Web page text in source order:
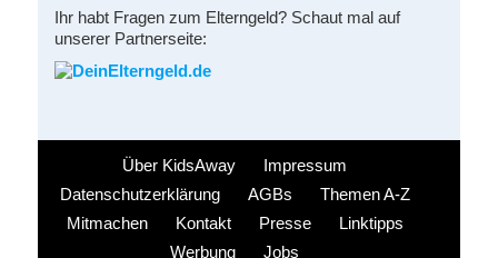
Ihr habt Fragen zum Elterngeld? Schaut mal auf
unserer Partnerseite:
Über KidsAway
Impressum
Datenschutzerklärung
AGBs
Themen A-Z
Mitmachen
Kontakt Presse
Linktipps
Werbung
Jobs